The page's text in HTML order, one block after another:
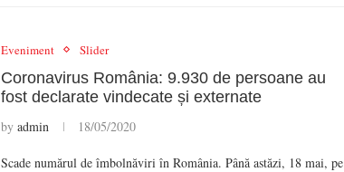
Eveniment Slider
Coronavirus România: 9.930 de persoane au
fost declarate vindecate și externate
by admin 18/05/2020
Scade numărul de îmbolnăviri în România. Până astăzi, 18 mai, pe